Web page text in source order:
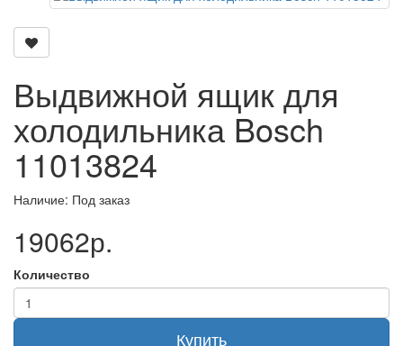
Выдвижной ящик для
холодильника Bosch
11013824
Наличие: Под заказ
19062р.
Количество
Купить